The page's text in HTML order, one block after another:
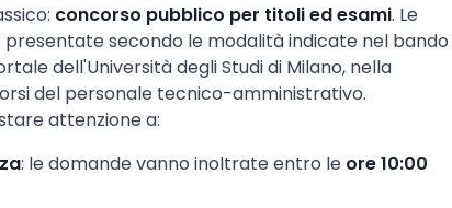
concorso pubblico per titoli ed esami. Le
secondo le modalità indicate nel bando
dell'Università degli Studi di Milano, nella
del personale tecnico-amministrativo.
attenzione a:
: le domande vanno inoltrate entro le ore 10:00